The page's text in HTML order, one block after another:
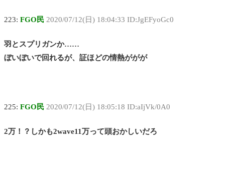
223: FGO民 2020/07/12(日) 18:04:33 ID:JgEFyoGc0
羽とスプリガンか……
ぼいぼいで回れるが、証ほどの情熱ががが
225: FGO民 2020/07/12(日) 18:05:18 ID:aIjVk/0A0
2万！？しかも2wave11万って頭おかしいだろ